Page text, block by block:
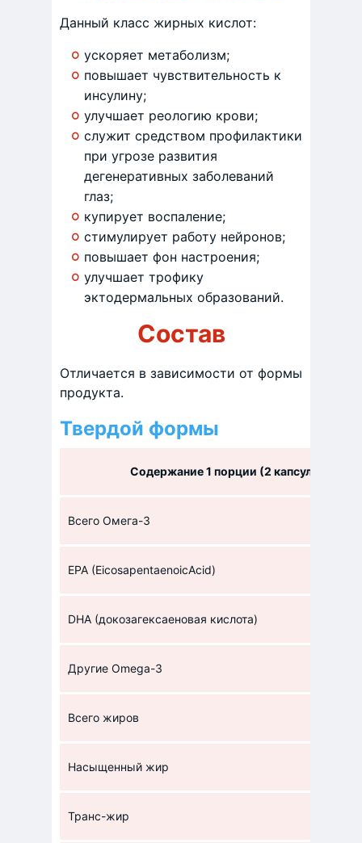
Данный класс жирных кислот:
ускоряет метаболизм;
повышает чувствительность к
инсулину;
улучшает реологию крови;
служит средством профилактики
при угрозе развития
дегенеративных заболеваний
глаз;
купирует воспаление;
стимулирует работу нейронов;
повышает фон настроения;
улучшает трофику
эктодермальных образований.
Состав
Отличается в зависимости от формы
продукта.
Твердой формы
Содержание 1 порции (2 капсулы – 20
Всего Омега-3
EPA (EicosapentaenoicAcid)
DHA (докозагексаеновая кислота)
Другие Omega-3
Всего жиров
Насыщенный жир
Транс-жир